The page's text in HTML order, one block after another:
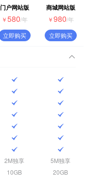
门户网站版 商城网站版
￥580/年 ￥980/年
立即购买 立即购买
2M独享
5M独享
10GB
20GB